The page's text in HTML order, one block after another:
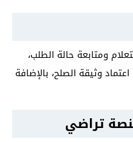
ومتابعة حالة الطلب،
وثيقة الصلح، بالإضافة
تراضي